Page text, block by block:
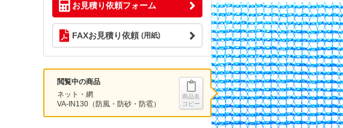
お見積り依頼フォーム
FAXお見積り依頼 (用紙)
閲覧中の商品
ネット・網
VA-IN130（防風・防砂・防雹）
商品名
コピー